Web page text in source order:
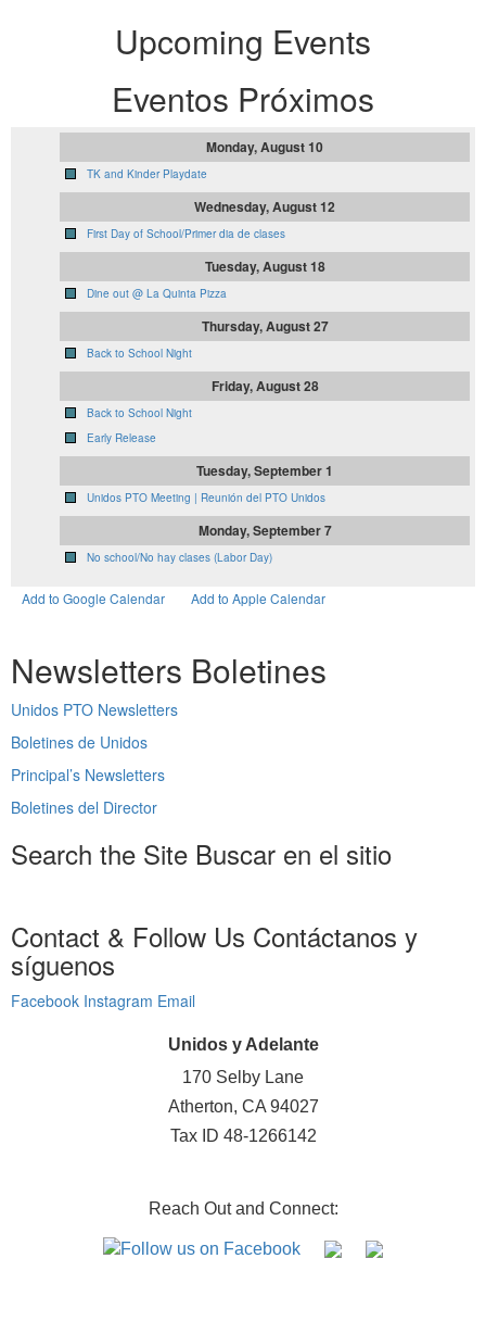
Upcoming Events
Eventos Próximos
Monday, August 10
TK and Kinder Playdate
Wednesday, August 12
First Day of School/Primer dia de clases
Tuesday, August 18
Dine out @ La Quinta Pizza
Thursday, August 27
Back to School Night
Friday, August 28
Back to School Night
Early Release
Tuesday, September 1
Unidos PTO Meeting | Reunión del PTO Unidos
Monday, September 7
No school/No hay clases (Labor Day)
Add to Google Calendar Add to Apple Calendar
Newsletters Boletines
Unidos PTO Newsletters
Boletines de Unidos
Principal’s Newsletters
Boletines del Director
Search the Site Buscar en el sitio
Contact & Follow Us Contáctanos y
síguenos
Facebook Instagram Email
Unidos y Adelante
170 Selby Lane
Atherton, CA 94027
Tax ID 48-1266142
Reach Out and Connect: